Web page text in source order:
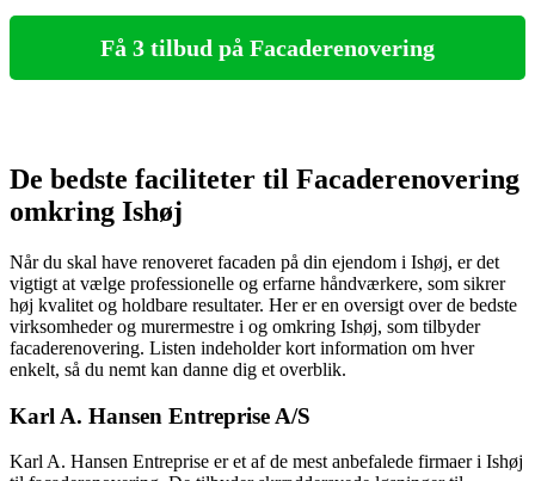
Få 3 tilbud på Facaderenovering
De bedste faciliteter til Facaderenovering
omkring Ishøj
Når du skal have renoveret facaden på din ejendom i Ishøj, er det
vigtigt at vælge professionelle og erfarne håndværkere, som sikrer
høj kvalitet og holdbare resultater. Her er en oversigt over de bedste
virksomheder og murermestre i og omkring Ishøj, som tilbyder
facaderenovering. Listen indeholder kort information om hver
enkelt, så du nemt kan danne dig et overblik.
Karl A. Hansen Entreprise A/S
Karl A. Hansen Entreprise er et af de mest anbefalede firmaer i Ishøj